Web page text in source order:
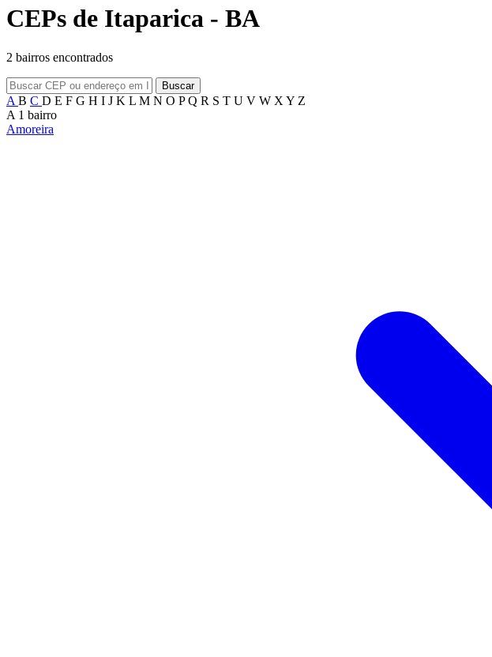
CEPs de Itaparica - BA
2 bairros encontrados
Buscar
A B C D E F G H I J K L M N O PQ R S T U V W X Y Z
A 1 bairro
Amoreira